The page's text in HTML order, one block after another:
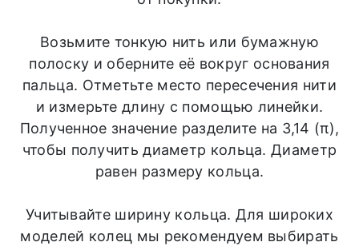
Возьмите тонкую нить или бумажную
полоску и оберните её вокруг основания
пальца. Отметьте место пересечения нити
и измерьте длину с помощью линейки.
Полученное значение разделите на 3,14 (π),
чтобы получить диаметр кольца. Диаметр
равен размеру кольца.
Учитывайте ширину кольца. Для широких
моделей колец мы рекомендуем выбирать